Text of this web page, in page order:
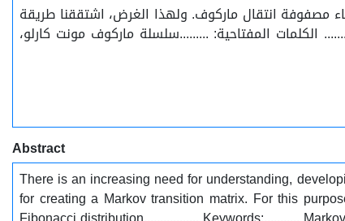
مصفوفة انتقال ماركوف. ولهذا الغرض، اشتققنا طريقة
الكلمات المفتاحية: .........سلسلة ماركوف مونت كارلو،
Abstract
There is an increasing need for understanding,
for creating a Markov transition matrix. For this